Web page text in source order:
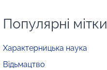
Популярні мітки
Характерницька наука
Відьмацтво